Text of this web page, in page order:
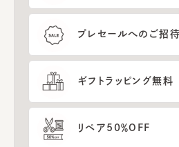
プレセールへのご招待
ギフトラッピング無料
リペア50％OFF